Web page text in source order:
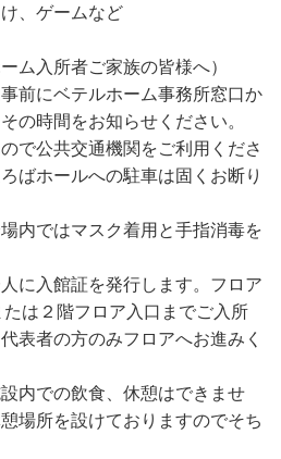
、ゲームなど
ム入所者ご家族の皆様へ）
前にベテルホーム事務所窓口か
の時間をお知らせください。
で公共交通機関をご利用くださ
ばホールへの駐車は固くお断り
内ではマスク着用と手指消毒を
に入館証を発行します。フロア
は２階フロア入口までご入所
表者の方のみフロアへお進みく
内での飲食、休憩はできませ
場所を設けておりますのでそち